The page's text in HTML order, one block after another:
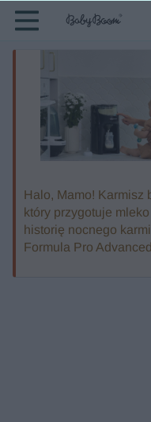
Halo, Mamo! Karmisz
który przygotuje
historię nocnego
Formula Pro